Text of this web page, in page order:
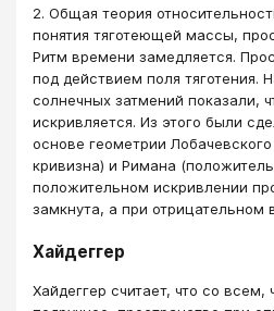
2. Общая теория
понятия тяготеющей массы,
Ритм времени замедляется.
под действием поля тяготения.
солнечных затмений показали,
искривляется. Из этого были
основе геометрии
кривизна) и Римана
положительном искривлении
замкнута, а при отрицательном
Хайдеггер
Хайдеггер считает, что со всем,